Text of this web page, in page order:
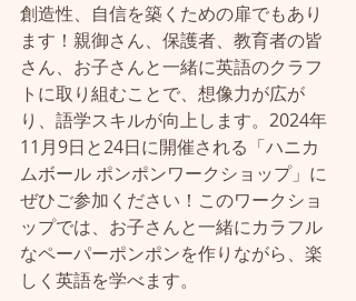
創造性、自信を築くための扉でもあり
ます！親御さん、保護者、教育者の皆
さん、お子さんと一緒に英語のクラフ
トに取り組むことで、想像力が広が
り、語学スキルが向上します。2024年
11月9日と24日に開催される「ハニカ
ムボール ポンポンワークショップ」に
ぜひご参加ください！このワークショ
ップでは、お子さんと一緒にカラフル
なペーパーポンポンを作りながら、楽
しく英語を学べます。